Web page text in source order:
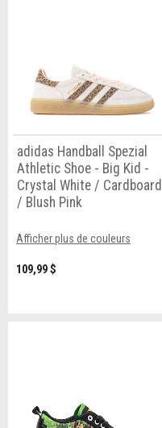
adidas Handball Spezial
Athletic Shoe - Big Kid -
Crystal White / Cardboard
/ Blush Pink
Afficher plus de couleurs
109,99 $